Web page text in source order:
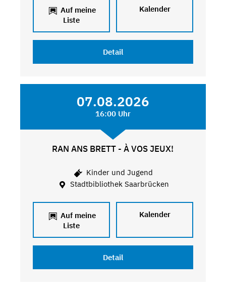
Auf meine
Liste
Kalender
Detail
07.08.2026
16:00 Uhr
RAN ANS BRETT - À VOS JEUX!
Kinder und Jugend
Stadtbibliothek Saarbrücken
Auf meine
Liste
Kalender
Detail